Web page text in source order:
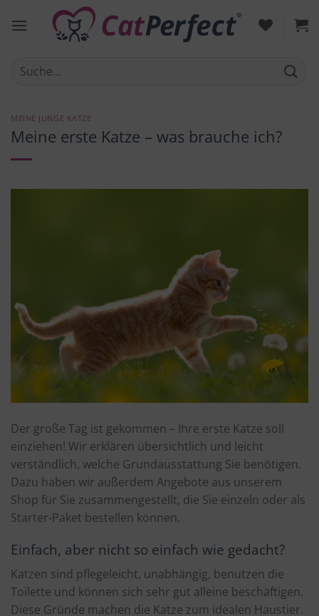
Inhalt
Suche
MEINE JUNGE KATZE
Meine erste Katze – was brauche ich?
Der große Tag ist gekommen – Ihre erste Katze soll
einziehen! Wir erklären übersichtlich und leicht
verständlich, welche Grundausstattung Sie benötigen.
Dazu haben wir außerdem Angebote aus unserem
Shop für Sie zusammengestellt, die Sie einzeln oder als
Starter-Paket bestellen können.
Einfach, aber nicht so einfach wie gedacht?
Katzen sind pflegeleicht, unabhängig, benutzen die
Toilette und können sich sehr gut alleine beschäftigen.
Diese Gründe machen die Katze zum idealen Haustier.